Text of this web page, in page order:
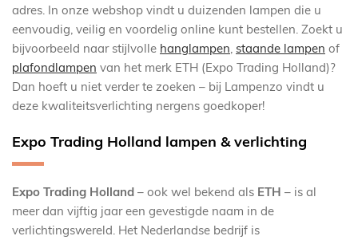
adres. In onze webshop vindt u duizenden lampen die u
eenvoudig, veilig en voordelig online kunt bestellen. Zoekt u
bijvoorbeeld naar stijlvolle hanglampen, staande lampen of
plafondlampen van het merk ETH (Expo Trading Holland)?
Dan hoeft u niet verder te zoeken – bij Lampenzo vindt u
deze kwaliteitsverlichting nergens goedkoper!
Expo Trading Holland lampen & verlichting
Expo Trading Holland – ook wel bekend als ETH – is al
meer dan vijftig jaar een gevestigde naam in de
verlichtingswereld. Het Nederlandse bedrijf is